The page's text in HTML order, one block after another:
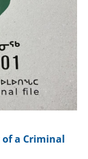
of a Criminal